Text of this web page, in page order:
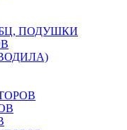
ПОДУШКИ